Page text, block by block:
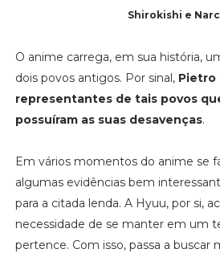
Shirokishi e
O anime carrega, em sua história,
dois povos antigos. Por sinal, Pietro
representantes de tais povos
possuíram as suas desavenças.
Em vários momentos do anime se
algumas evidências bem
para a citada lenda. A Hyuu, por si,
necessidade de se manter em um
pertence. Com isso, passa a buscar